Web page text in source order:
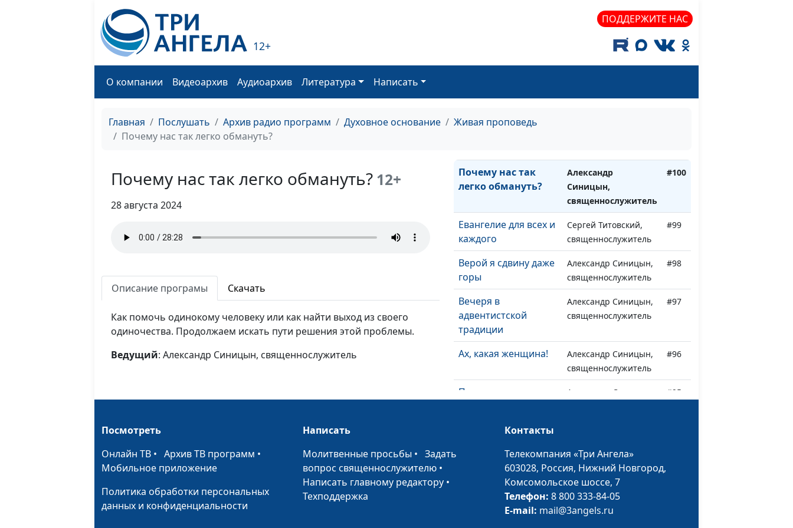
12+
ПОДДЕРЖИТЕ НАС
О компании Видеоархив Аудиоархив Литература Написать
Главная Послушать Архив радио программ Духовное основание
Живая проповедь
Почему нас так легко обмануть?
Почему нас так легко обмануть? 12+
28 августа 2024
Описание програмы Скачать
Как помочь одинокому человеку или как найти выход из своего
одиночества. Продолжаем искать пути решения этой проблемы.
Ведущий: Александр Синицын, священнослужитель
священнослужитель
Александр Синицын,
#103
Если Христос не
Александр Синицын,
#102
Почему нас так
легко обмануть?
Александр
Синицын,
священнослужитель
#100
Евангелие для всех и
каждого
Сергей Титовский,
священнослужитель
#99
Верой я сдвину даже
горы
Александр Синицын,
священнослужитель
#98
Вечеря в
адвентистской
традиции
Александр Синицын,
священнослужитель
#97
Ах, какая женщина!
Александр Синицын,
священнослужитель
#96
Почему первые
Рождество?
Александр Синицын,
#95
Божий инсайт
Александр Синицын,
священнослужитель
Зажги себя в
Виктор Горюк,
священнослужитель
Посмотреть
Онлайн ТВ • Архив ТВ программ •
Мобильное приложение
Политика обработки персональных
данных и конфиденциальности
Написать
Молитвенные просьбы •Задать
вопрос священнослужителю •
Написать главному редактору •
Техподдержка
Контакты
Телекомпания «Три Ангела»
603028, Россия, Нижний Новгород,
Комсомольское шоссе, 7
Телефон: 8 800 333-84-05
E-mail: mail@3angels.ru